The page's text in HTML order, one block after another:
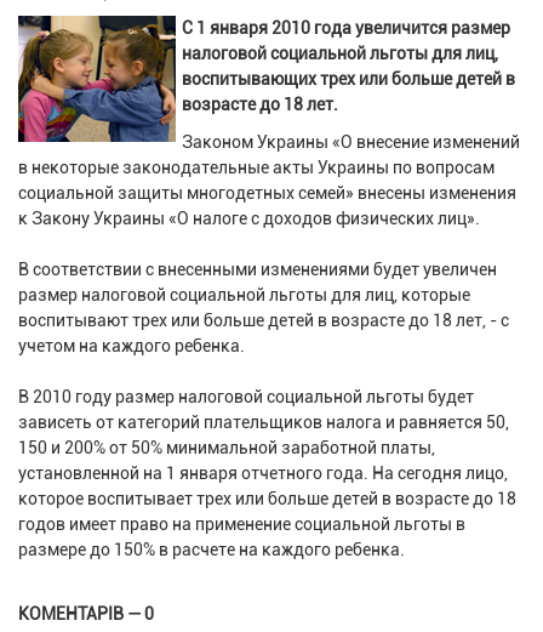
С 1 января 2010 года увеличится размер
налоговой социальной льготы для лиц,
воспитывающих трех или больше детей в
возрасте до 18 лет.
Законом Украины «О внесение изменений
в некоторые законодательные акты Украины по вопросам
социальной защиты многодетных семей» внесены изменения
к Закону Украины «О налоге с доходов физических лиц».
В соответствии с внесенными изменениями будет увеличен
размер налоговой социальной льготы для лиц, которые
воспитывают трех или больше детей в возрасте до 18 лет, - с
учетом на каждого ребенка.
В 2010 году размер налоговой социальной льготы будет
зависеть от категорий плательщиков налога и равняется 50,
150 и 200% от 50% минимальной заработной платы,
установленной на 1 января отчетного года. На сегодня лицо,
которое воспитывает трех или больше детей в возрасте до 18
годов имеет право на применение социальной льготы в
размере до 150% в расчете на каждого ребенка.
КОМЕНТАРІВ — 0